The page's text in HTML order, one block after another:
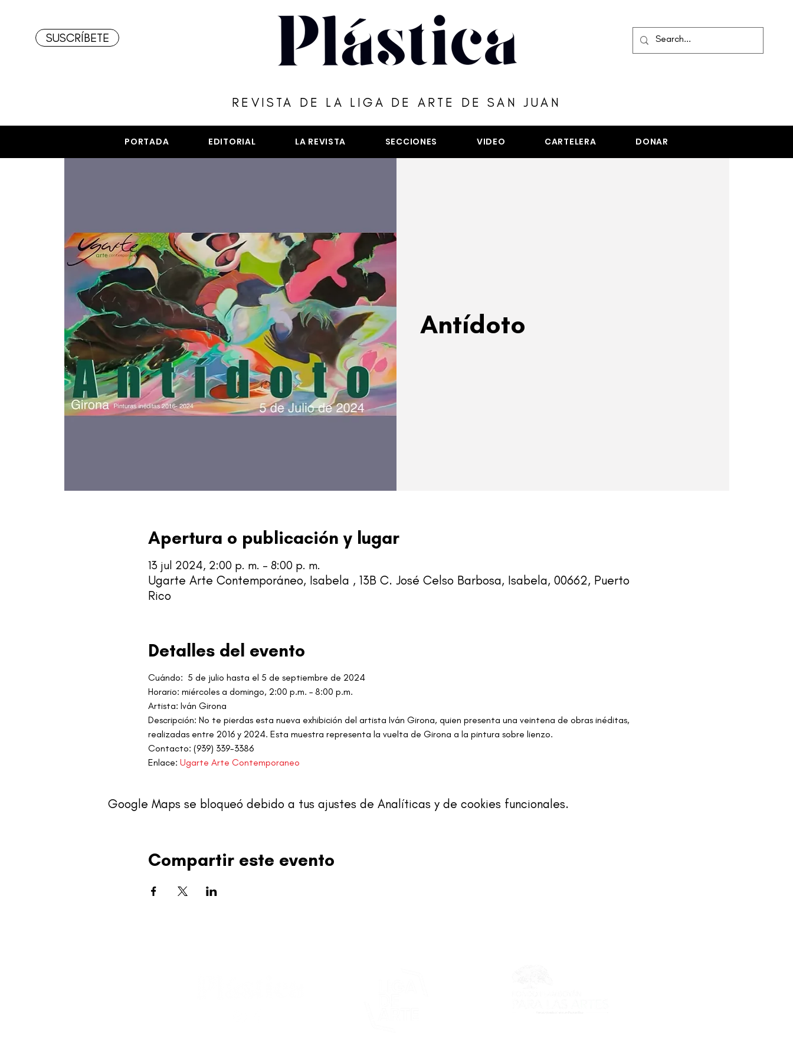
SUSCRÍBETE
REVISTA DE LA LIGA DE ARTE DE SAN JUAN
PORTADA EDITORIAL LA REVISTA SECCIONES VIDEO CARTELERA DONAR
Antídoto
Apertura o publicación y lugar
13 jul 2024, 2:00 p. m. – 8:00 p. m.
Ugarte Arte Contemporáneo, Isabela , 13B C. José Celso Barbosa, Isabela, 00662, Puerto
Rico
Detalles del evento
Cuándo:  5 de julio hasta el 5 de septiembre de 2024
Horario: miércoles a domingo, 2:00 p.m. – 8:00 p.m.
Artista: Iván Girona
Descripción: No te pierdas esta nueva exhibición del artista Iván Girona, quien presenta una veintena de obras inéditas,
realizadas entre 2016 y 2024. Esta muestra representa la vuelta de Girona a la pintura sobre lienzo.
Contacto: (939) 339-3386
Enlace: Ugarte Arte Contemporaneo
Google Maps se bloqueó debido a tus ajustes de Analíticas y de cookies funcionales.
Compartir este evento